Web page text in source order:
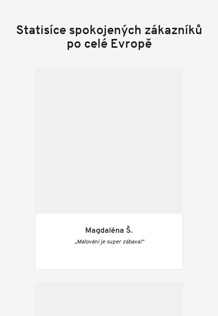
Statisíce spokojených zákazníků
po celé Evropě
Magdaléna Š.
„Malování je super zábava!“